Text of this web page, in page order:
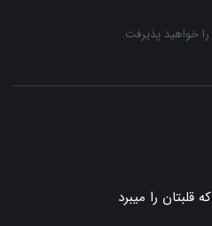
را خواهید پذیرفت.